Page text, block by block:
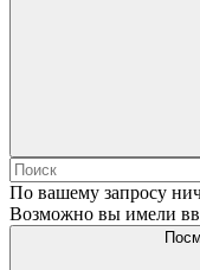
По вашему запросу
Возможно вы имели